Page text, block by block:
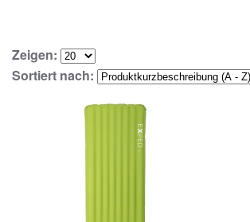
Zeigen:
Sortiert nach: